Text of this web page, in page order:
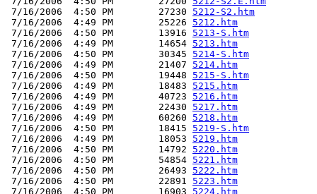
7/16/2006  4:50 PM        27230 5212-S2.htm
7/16/2006  4:49 PM        25226 5212.htm
7/16/2006  4:50 PM        13916 5213-S.htm
7/16/2006  4:49 PM        14654 5213.htm
7/16/2006  4:50 PM        30345 5214-S.htm
7/16/2006  4:49 PM        21407 5214.htm
7/16/2006  4:50 PM        19448 5215-S.htm
7/16/2006  4:49 PM        18483 5215.htm
7/16/2006  4:49 PM        40723 5216.htm
7/16/2006  4:49 PM        22430 5217.htm
7/16/2006  4:49 PM        60260 5218.htm
7/16/2006  4:50 PM        18415 5219-S.htm
7/16/2006  4:49 PM        18053 5219.htm
7/16/2006  4:50 PM        14792 5220.htm
7/16/2006  4:50 PM        54854 5221.htm
7/16/2006  4:50 PM        26493 5222.htm
7/16/2006  4:50 PM        22891 5223.htm
7/16/2006  4:50 PM        16903 5224.htm